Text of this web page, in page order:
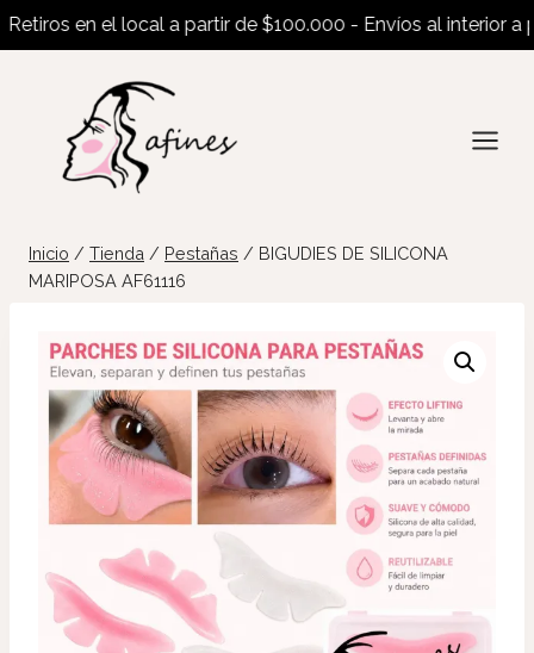
en el local a partir de $100.000 - Envíos al interior a
contenido
Inicio / Tienda / Pestañas / BIGUDIES DE SILICONA
MARIPOSA AF61116